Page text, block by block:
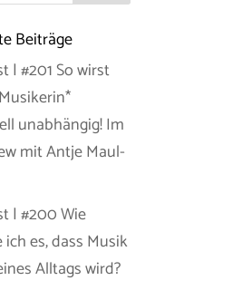
Beiträge
| #201 So wirst
unabhängig! Im
mit Antje Maul-
| #200 Wie
ich es, dass Musik
Alltags wird?